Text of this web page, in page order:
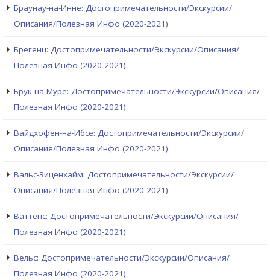
Браунау-на-Инне: Достопримечательности/Экскурсии/
Описания/Полезная Инфо (2020-2021)
Брегенц: Достопримечательности/Экскурсии/Описания/
Полезная Инфо (2020-2021)
Брук-на-Муре: Достопримечательности/Экскурсии/Описания/
Полезная Инфо (2020-2021)
Вайдхофен-на-Ибсе: Достопримечательности/Экскурсии/
Описания/Полезная Инфо (2020-2021)
Вальс-Зиценхайм: Достопримечательности/Экскурсии/
Описания/Полезная Инфо (2020-2021)
Ваттенс: Достопримечательности/Экскурсии/Описания/
Полезная Инфо (2020-2021)
Вельс: Достопримечательности/Экскурсии/Описания/
Полезная Инфо (2020-2021)